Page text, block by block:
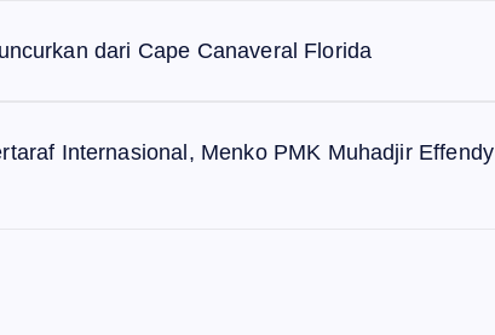
dari Cape Canaveral Florida
Internasional, Menko PMK Muhadjir Effendy